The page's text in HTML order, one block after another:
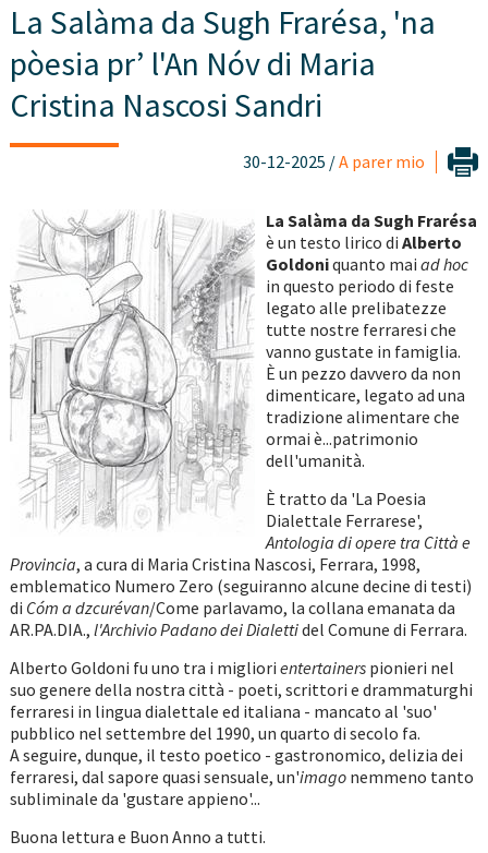
La Salàma da Sugh Frarésa, 'na
pòesia pr’ l'An Nóv di Maria
Cristina Nascosi Sandri
30-12-2025 /A parer mio
La Salàma da Sugh Frarésa
è un testo lirico di Alberto
Goldoniquanto mai ad hoc
in questo periodo di feste
legato alle prelibatezze
tutte nostre ferraresi che
vanno gustate in famiglia.
È un pezzo davvero da non
dimenticare, legato ad una
tradizione alimentare che
ormai è...patrimonio
dell'umanità.
È tratto da 'La Poesia
Dialettale Ferrarese',
Antologia di opere tra Città e
Provincia, a cura di Maria Cristina Nascosi, Ferrara, 1998,
emblematico Numero Zero (seguiranno alcune decine di testi)
di Cóm a dzcurévan/Come parlavamo, la collana emanata da
AR.PA.DIA., l'Archivio Padano dei Dialettidel Comune di Ferrara.
Alberto Goldoni fu uno tra i migliori entertainerspionieri nel
suo genere della nostra città - poeti, scrittori e drammaturghi
ferraresi in lingua dialettale ed italiana - mancato al 'suo'
pubblico nel settembre del 1990, un quarto di secolo fa.
A seguire, dunque, il testo poetico - gastronomico, delizia dei
ferraresi, dal sapore quasi sensuale, un'imagonemmeno tanto
subliminale da 'gustare appieno'...
Buona lettura e Buon Anno a tutti.